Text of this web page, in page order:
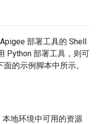
部署工具的 Shell
Python 部署工具，则可
的示例脚本中所示。
本地环境中可用的资源